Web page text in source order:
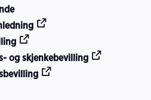
og skjenkebevilling